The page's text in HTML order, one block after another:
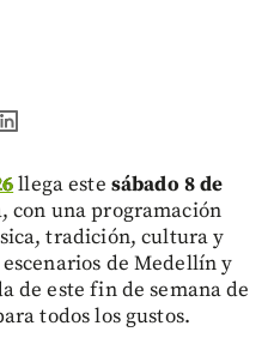
llega este sábado 8 de
con una programación
tradición, cultura y
de Medellín y
de este fin de semana de
todos los gustos.